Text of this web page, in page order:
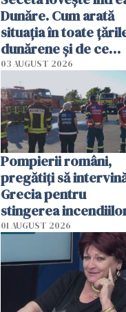
Dunăre. Cum arată
situația în toate
dunărene și de ce
România resimte
efectele, deși a plouat
în iulie
03 AUGUST 2026
Pompierii români,
pregătiţi să
Grecia pentru
stingerea
01 AUGUST 2026